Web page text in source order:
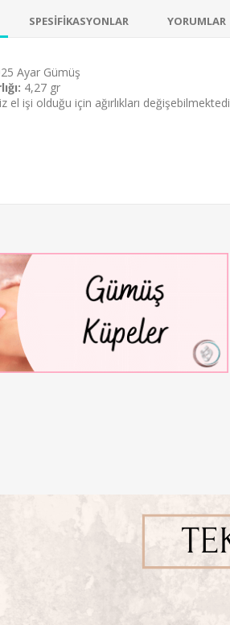
SPESİFİKASYONLAR YORUMLAR
Ayar Gümüş
4,27 gr
el işi olduğu için ağırlıkları